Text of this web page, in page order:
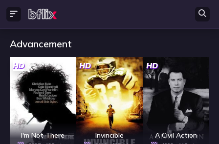
Advancement
HD
I'm Not There
HD
Invincible
HD
A Civil Action